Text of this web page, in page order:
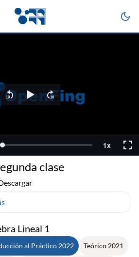
Lineal 1
al Práctico 2022 Teórico 2021
clase